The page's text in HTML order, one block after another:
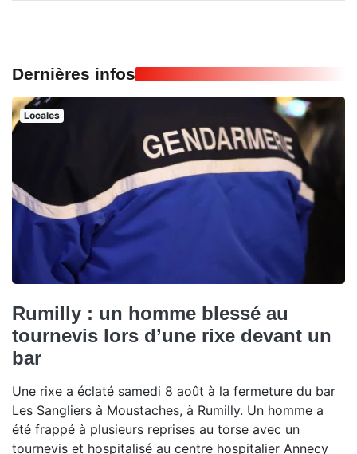
Dernières infos
Locales
Rumilly : un homme blessé au
tournevis lors d’une rixe devant un
bar
Une rixe a éclaté samedi 8 août à la fermeture du bar
Les Sangliers à Moustaches, à Rumilly. Un homme a
été frappé à plusieurs reprises au torse avec un
tournevis et hospitalisé au centre hospitalier Annecy